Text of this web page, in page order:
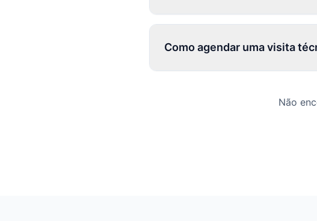
Como agendar uma visita
Não